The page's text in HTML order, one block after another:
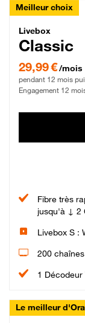
Meilleur choix
Livebox
Livebox
Classic
29,99 € par mois
29,99 €/mois
pendant 12 mois
Engagement 12
Fibre très
jusqu'à ↓ 2
Livebox S :
200
1 Décodeur
Le meilleur